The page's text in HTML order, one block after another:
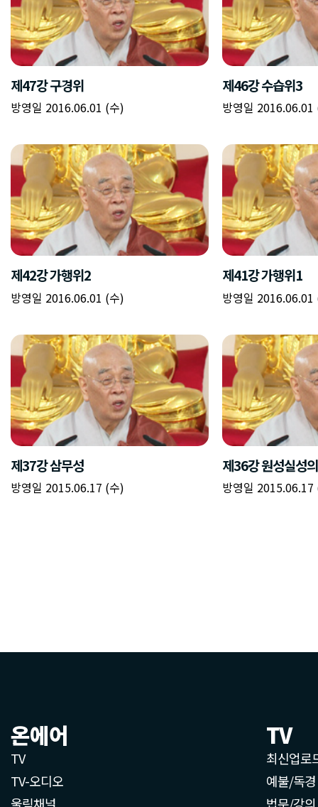
온에어
TV
TV-오디오
TV
최신업로
예불/독경